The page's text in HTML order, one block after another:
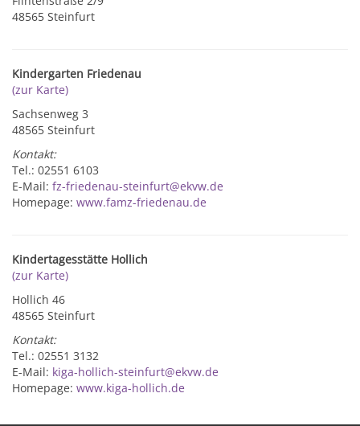
48565 Steinfurt
Kindergarten Friedenau
(zur Karte)
Sachsenweg 3
48565 Steinfurt
Kontakt:
Tel.: 02551 6103
E-Mail: fz-friedenau-steinfurt@ekvw.de
Homepage: www.famz-friedenau.de
Kindertagesstätte Hollich
(zur Karte)
Hollich 46
48565 Steinfurt
Kontakt:
Tel.: 02551 3132
E-Mail: kiga-hollich-steinfurt@ekvw.de
Homepage: www.kiga-hollich.de